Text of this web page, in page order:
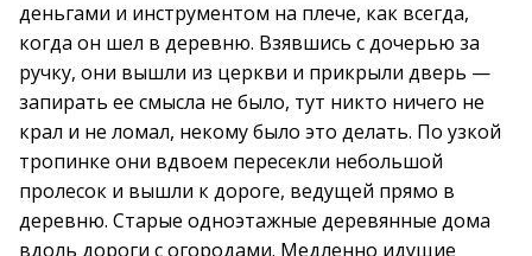
деньгами и инструментом на плече, как всегда,
когда он шел в деревню. Взявшись с дочерью за
ручку, они вышли из церкви и прикрыли дверь —
запирать ее смысла не было, тут никто ничего не
крал и не ломал, некому было это делать. По узкой
тропинке они вдвоем пересекли небольшой
пролесок и вышли к дороге, ведущей прямо в
деревню. Старые одноэтажные деревянные дома
вдоль дороги с огородами. Медленно идущие